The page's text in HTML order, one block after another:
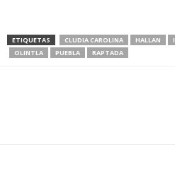
ETIQUETAS CLUDIA CAROLINA HALLAN
OLINTLA
PUEBLA RAPTADA